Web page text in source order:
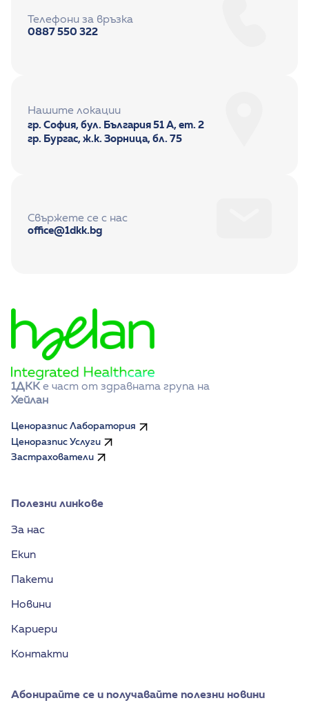
Телефони за връзка
0887 550 322
Нашите локации
гр. София, бул. България 51 А, ет. 2
гр. Бургас, ж.к. Зорница, бл. 75
Свържете се с нас
office@1dkk.bg
1ДКК
Хейлан
Ценоразпис Лаборатория
Ценоразпис Услуги
Застрахователи
Полезни линкове
За нас
Екип
Пакети
Новини
Кариери
Контакти
Абонирайте се и получавайте полезни новини